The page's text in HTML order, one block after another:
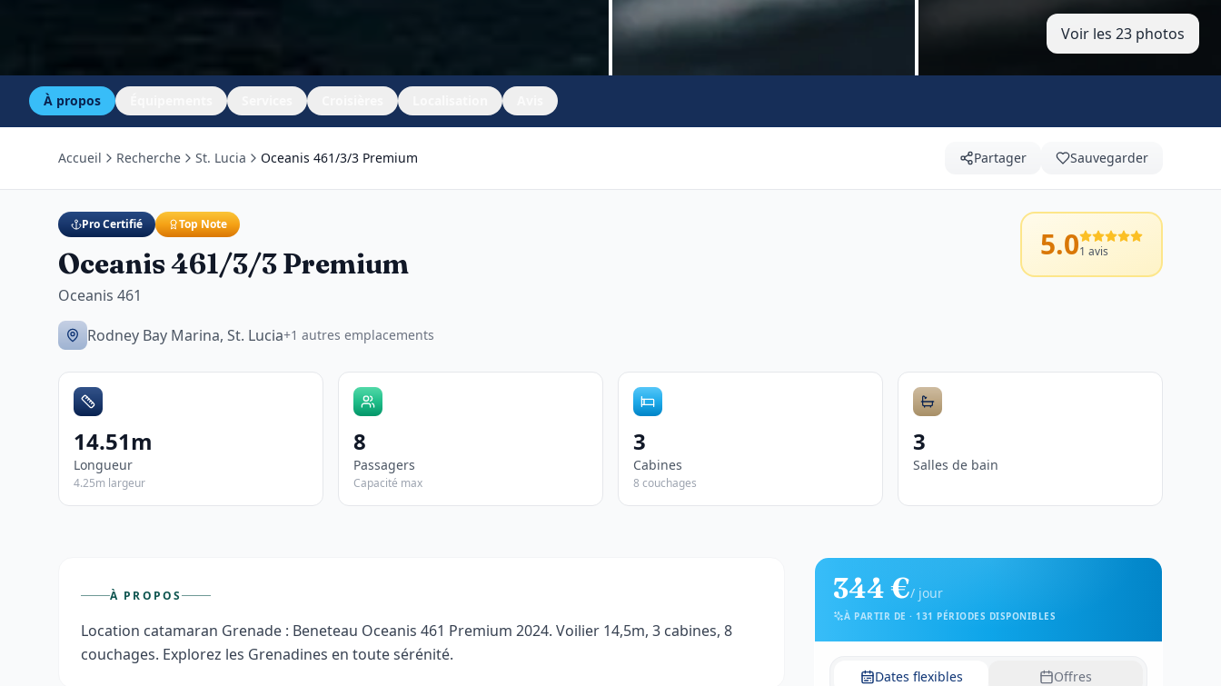
Voir les 23 photos
À propos
Accueil Recherche St. Lucia Oceanis 461/3/3 Premium Partager Sauvegarder
Pro Certifié Top Note
Oceanis 461/3/3 Premium
Oceanis 461
5.01 avis
Rodney Bay Marina, St. Lucia+1 autres emplacements
14.51m
Longueur
4.25m largeur
8
Passagers
Capacité max
3
Cabines
8 couchages
3
Salles de bain
À PROPOS
Location catamaran Grenade : Beneteau Oceanis 461 Premium 2024. Voilier 14,5m, 3 cabines, 8
couchages. Explorez les Grenadines en toute sérénité.
344 €/ jour
À PARTIR DE · 131 PÉRIODES DISPONIBLES
Dates flexibles Offres